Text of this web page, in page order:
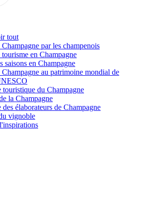
tout
par les champenois
en Champagne
saisons en Champagne
au patrimoine mondial de
touristique du Champagne
la Champagne
élaborateurs de Champagne
vignoble